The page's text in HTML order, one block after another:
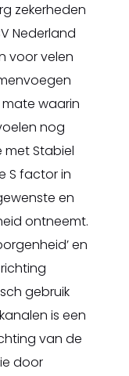
zekerheden
Nederland
voor velen
waarin
nog
met Stabiel
S factor in
en
ontneemt.
en
gebruik
is een
van de
door